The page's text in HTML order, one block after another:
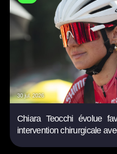
30 jul. 2026
Chiara Teocchi évolue
intervention chirurgicale